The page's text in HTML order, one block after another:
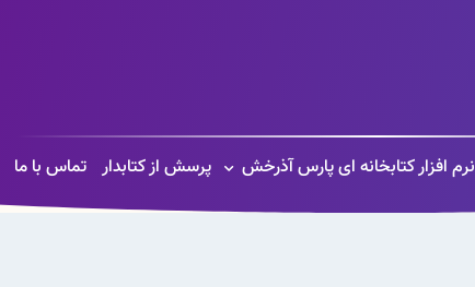
نرم افزار کتابخانه ای پارس آذرخش پرسش از کتابدار تماس با ما